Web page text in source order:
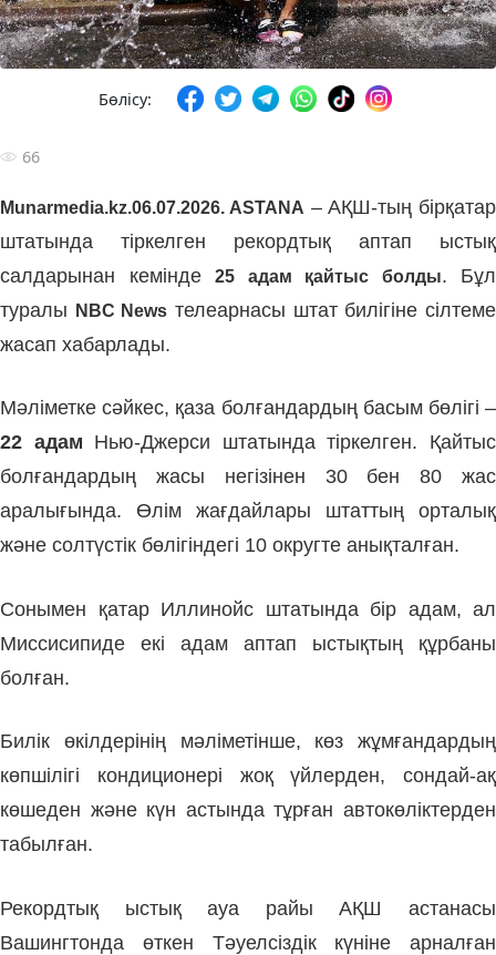
Бөлісу:
66
Munarmedia.kz.06.07.2026. ASTANA – АҚШ-тың бірқатар
штатында тіркелген рекордтық аптап ыстық
салдарынан кемінде 25 адам қайтыс болды. Бұл
туралы
NBC News телеарнасы штат билігіне сілтеме
жасап хабарлады.
Мәліметке сәйкес, қаза болғандардың басым бөлігі –
22 адам Нью-Джерси штатында тіркелген. Қайтыс
болғандардың жасы негізінен 30 бен 80 жас
аралығында. Өлім жағдайлары штаттың орталық
және солтүстік бөлігіндегі 10 округте анықталған.
Сонымен қатар Иллинойс штатында бір адам, ал
Миссисипиде екі адам аптап ыстықтың құрбаны
болған.
Билік өкілдерінің мәліметінше, көз жұмғандардың
көпшілігі кондиционері жоқ үйлерден, сондай-ақ
көшеден және күн астында тұрған автокөліктерден
табылған.
Рекордтық ыстық ауа райы АҚШ астанасы
Вашингтонда өткен Тәуелсіздік күніне арналған